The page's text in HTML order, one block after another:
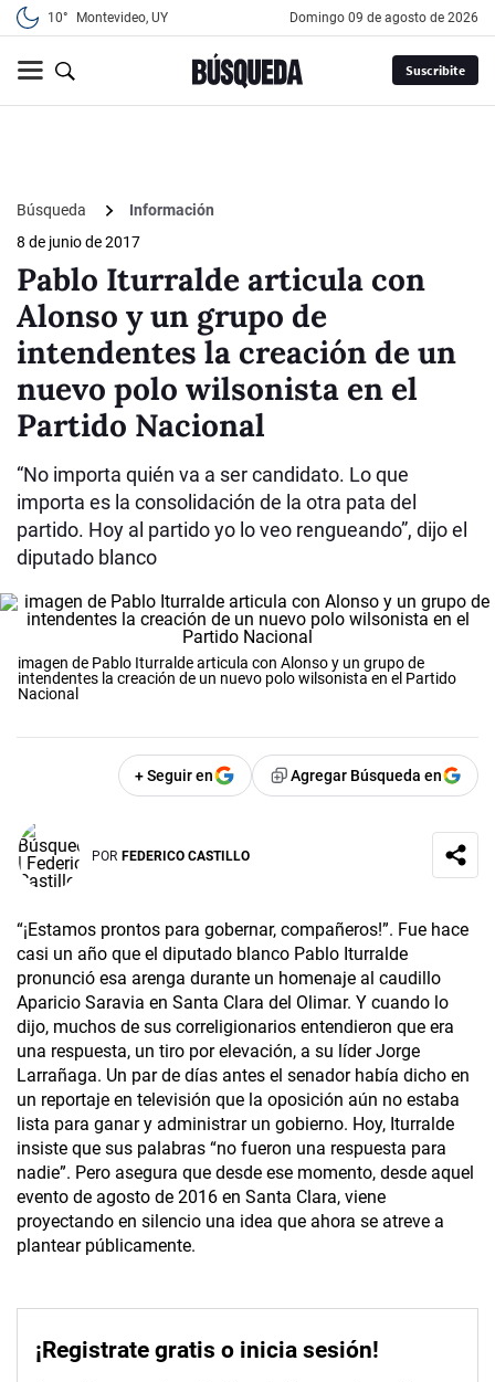
10° Montevideo, UY domingo 09 de agosto de 2026
Suscribite
Búsqueda
Información
8 de junio de 2017
Pablo Iturralde articula con
Alonso y un grupo de
intendentes la creación de un
nuevo polo wilsonista en el
Partido Nacional
“No importa quién va a ser candidato. Lo que
importa es la consolidación de la otra pata del
partido. Hoy al partido yo lo veo rengueando”, dijo el
diputado blanco
imagen de Pablo Iturralde articula con Alonso y un grupo de
intendentes la creación de un nuevo polo wilsonista en el Partido
Nacional
+ Seguir en Agregar Búsqueda en
POR FEDERICO CASTILLO
“¡Estamos prontos para gobernar, compañeros!”. Fue hace
casi un año que el diputado blanco Pablo Iturralde
pronunció esa arenga durante un homenaje al caudillo
Aparicio Saravia en Santa Clara del Olimar. Y cuando lo
dijo, muchos de sus correligionarios entendieron que era
una respuesta, un tiro por elevación, a su líder Jorge
Larrañaga. Un par de días antes el senador había dicho en
un reportaje en televisión que la oposición aún no estaba
lista para ganar y administrar un gobierno. Hoy, Iturralde
insiste que sus palabras “no fueron una respuesta para
nadie”. Pero asegura que desde ese momento, desde aquel
evento de agosto de 2016 en Santa Clara, viene
proyectando en silencio una idea que ahora se atreve a
plantear públicamente.
¡Registrate gratis o inicia sesión!